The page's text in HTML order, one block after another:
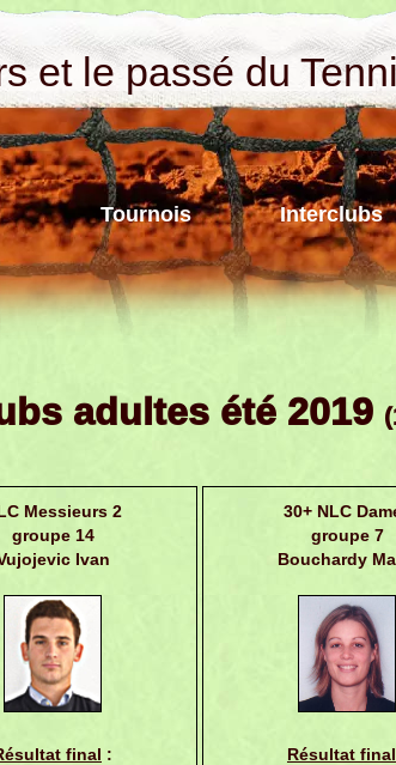
et le passé du
Tournois Interclubs
adultesété 2019
Messieurs 2
groupe 14
Ivan
final :
30+ NLC
groupe 7
Bouchardy
Résultat final